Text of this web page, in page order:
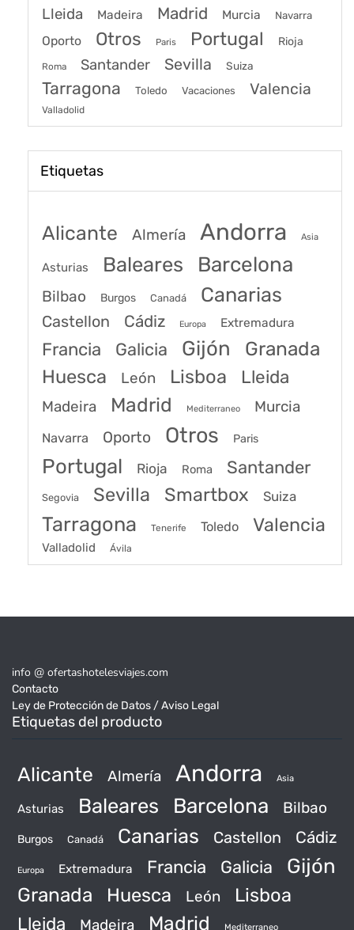
Lleida Madeira Madrid Murcia Navarra
Oporto Otros Paris Portugal Rioja
Roma Santander Sevilla Suiza
Tarragona Toledo Vacaciones Valencia
Valladolid
Etiquetas
Alicante Almería Andorra Asia
Asturias Baleares Barcelona
Bilbao Burgos Canadá Canarias
Castellon Cádiz Europa Extremadura
Francia Galicia Gijón Granada
Huesca León Lisboa Lleida
Madeira Madrid Mediterraneo Murcia
Navarra Oporto Otros Paris
Portugal Rioja Roma Santander
Segovia Sevilla Smartbox Suiza
Tarragona Tenerife Toledo Valencia
Valladolid Ávila
info @ ofertashotelesviajes.com
Contacto
Ley de Protección de Datos / Aviso Legal
Etiquetas del producto
Alicante Almería Andorra Asia
Asturias Baleares Barcelona Bilbao
Burgos Canadá Canarias Castellon Cádiz
Europa Extremadura Francia Galicia Gijón
Granada Huesca León Lisboa
Lleida Madeira Madrid Mediterraneo